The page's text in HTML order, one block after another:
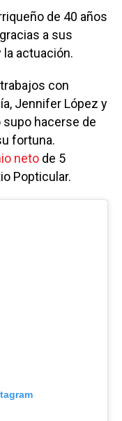
de 40 años
a sus
actuación.
con
Jennifer López y
supo hacerse de
fortuna.
neto de 5
Popticular.